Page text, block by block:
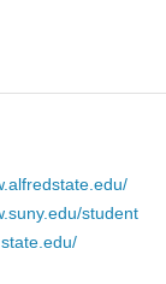
student